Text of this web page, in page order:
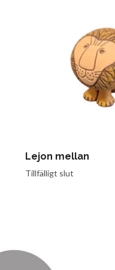
Lejon mellan
Tillfälligt slut